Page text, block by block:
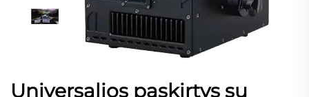
Universalios paskirtys su